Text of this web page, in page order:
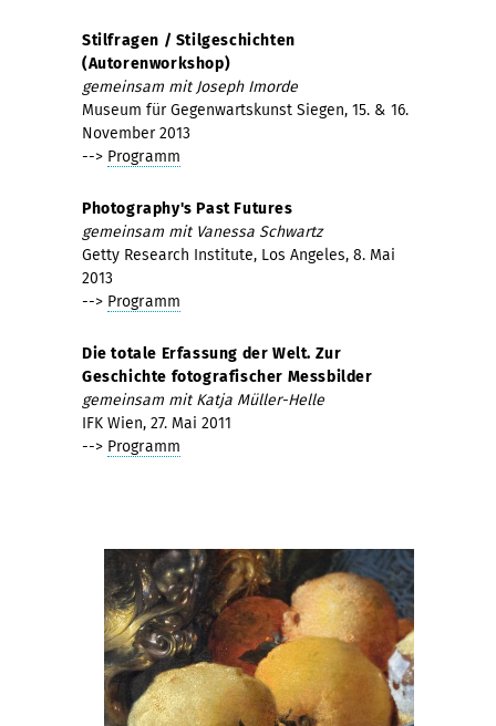
Stilfragen / Stilgeschichten
(Autorenworkshop)
gemeinsam mit Joseph Imorde
Museum für Gegenwartskunst Siegen, 15. & 16.
November 2013
--> Programm
Photography's Past Futures
gemeinsam mit Vanessa Schwartz
Getty Research Institute, Los Angeles, 8. Mai
2013
--> Programm
Die totale Erfassung der Welt. Zur
Geschichte fotografischer Messbilder
gemeinsam mit Katja Müller-Helle
IFK Wien, 27. Mai 2011
--> Programm